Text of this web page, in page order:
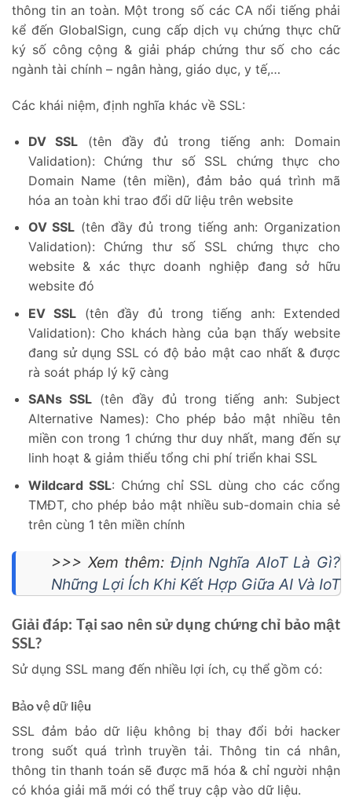
thông tin an toàn. Một trong số các CA nổi tiếng phải
kể đến GlobalSign, cung cấp dịch vụ chứng thực chữ
ký số công cộng & giải pháp chứng thư số cho các
ngành tài chính – ngân hàng, giáo dục, y tế,…
Các khái niệm, định nghĩa khác về SSL:
DV SSL (tên đầy đủ trong tiếng anh: Domain
Validation): Chứng thư số SSL chứng thực cho
Domain Name (tên miền), đảm bảo quá trình mã
hóa an toàn khi trao đổi dữ liệu trên website
OV SSL (tên đầy đủ trong tiếng anh: Organization
Validation): Chứng thư số SSL chứng thực cho
website & xác thực doanh nghiệp đang sở hữu
website đó
EV SSL(tên đầy đủ trong tiếng anh: Extended
Validation): Cho khách hàng của bạn thấy website
đang sử dụng SSL có độ bảo mật cao nhất & được
rà soát pháp lý kỹ càng
SANs SSL (tên đầy đủ trong tiếng anh: Subject
Alternative Names): Cho phép bảo mật nhiều tên
miền con trong 1 chứng thư duy nhất, mang đến sự
linh hoạt & giảm thiểu tổng chi phí triển khai SSL
Wildcard SSL: Chứng chỉ SSL dùng cho các cổng
TMĐT, cho phép bảo mật nhiều sub-domain chia sẻ
trên cùng 1 tên miền chính
>>> Xem thêm: Định Nghĩa AIoT Là Gì?
Những Lợi Ích Khi Kết Hợp Giữa AI Và IoT
Giải đáp: Tại sao nên sử dụng chứng chỉ bảo mật
SSL?
Sử dụng SSL mang đến nhiều lợi ích, cụ thể gồm có:
Bảo vệ dữ liệu
SSL đảm bảo dữ liệu không bị thay đổi bởi hacker
trong suốt quá trình truyền tải. Thông tin cá nhân,
thông tin thanh toán sẽ được mã hóa & chỉ người nhận
có khóa giải mã mới có thể truy cập vào dữ liệu.